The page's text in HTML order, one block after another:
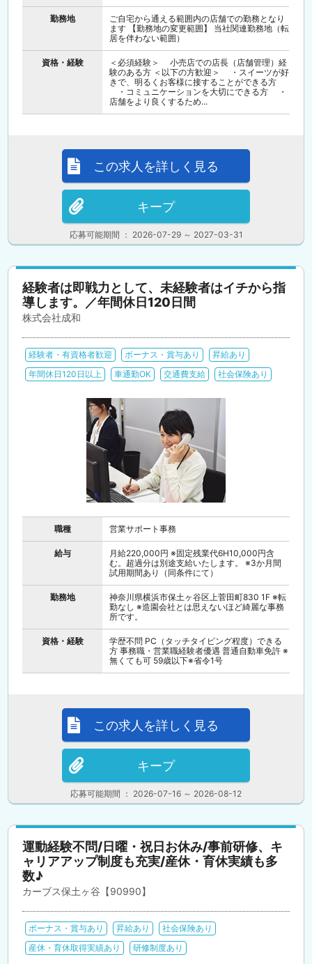
勤務地
ご自宅から通える範囲内の店舗での勤務となり
ます 【勤務地の変更範囲】 当社関連勤務地（転
居を伴わない範囲）
資格・経験
＜必須経験＞ 小売店での店長（店舗管理）経
験のある方 ＜以下の方歓迎＞ ・スイーツが好
きで、明るくお客様に接することができる方
・コミュニケーションを大切にできる方 ・
店舗をより良くするため...
応募可能期間 ： 2026-07-29 ～ 2027-03-31
この求人を詳しく見る
キープ
経験者は即戦力として、未経験者はイチから指
導します。／年間休日120日間
株式会社成和
経験者・有資格者歓迎 ボーナス・賞与あり
昇給あり
年間休日120日以上
車通勤OK 交通費支給 社会保険あり
職種 営業サポート事務
給与
月給220,000円 ※固定残業代6H10,000円含
む。超過分は別途支給いたします。 ※3か月間
試用期間あり（同条件にて）
勤務地
神奈川県横浜市保土ヶ谷区上菅田町830 1F ※転
勤なし ※造園会社とは思えないほど綺麗な事務
所です。
資格・経験
学歴不問 PC（タッチタイピング程度）できる
方 事務職・営業職経験者優遇 普通自動車免許 ※
無くても可 59歳以下※省令1号
応募可能期間 ： 2026-07-16 ～ 2026-08-12
この求人を詳しく見る
キープ
運動経験不問/日曜・祝日お休み/事前研修、キ
ャリアアップ制度も充実/産休・育休実績も多
数♪
カーブス保土ヶ谷【90990】
ボーナス・賞与あり 昇給あり
社会保険あり
産休・育休取得実績あり
研修制度あり